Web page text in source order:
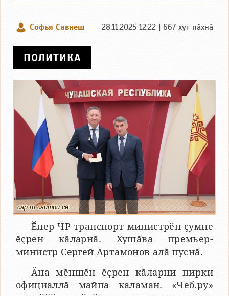
Софья Савнеш 28.11.2025 12:22 | 667 хут пӑхнӑ
ПОЛИТИКА
cap.ru сайтри сӑн
Ӗнер ЧР транспорт министрӗн ҫумне
ӗҫрен кӑларнӑ. Хушӑва премьер-
министр Сергей Артамонов алӑ пуснӑ.
Ӑна мӗншӗн ӗҫрен кӑларни пирки
официаллӑ майпа каламан. «Чеб.ру»